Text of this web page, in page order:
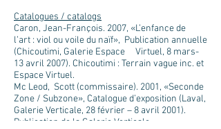
Catalogues / catalogs
Caron, Jean-François. 2007, «L’enfance de
l’art : viol ou voile du naïf», Publication annuelle
(Chicoutimi, Galerie Espace Virtuel, 8 mars-
13 avril 2007). Chicoutimi : Terrain vague inc. et
Espace Virtuel.
Mc Leod, Scott (commissaire). 2001, «Seconde
Zone / Subzone», Catalogue d’exposition (Laval,
Galerie Verticale, 28 février – 8 avril 2001).
Publication de la Galerie Verticale.